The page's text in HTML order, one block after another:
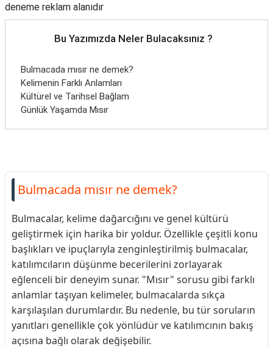
deneme reklam alanıdır
Bu Yazımızda Neler Bulacaksınız ?
Bulmacada mısır ne demek?
Kelimenin Farklı Anlamları
Kültürel ve Tarihsel Bağlam
Günlük Yaşamda Mısır
Bulmacada mısır ne demek?
Bulmacalar, kelime dağarcığını ve genel kültürü
geliştirmek için harika bir yoldur. Özellikle çeşitli konu
başlıkları ve ipuçlarıyla zenginleştirilmiş bulmacalar,
katılımcıların düşünme becerilerini zorlayarak
eğlenceli bir deneyim sunar. "Mısır" sorusu gibi farklı
anlamlar taşıyan kelimeler, bulmacalarda sıkça
karşılaşılan durumlardır. Bu nedenle, bu tür soruların
yanıtları genellikle çok yönlüdür ve katılımcının bakış
açısına bağlı olarak değişebilir.